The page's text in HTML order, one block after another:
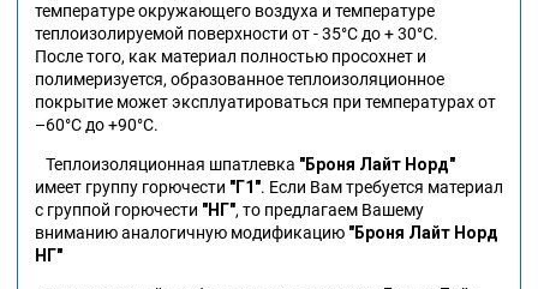
температуре окружающего воздуха и температуре
теплоизолируемой поверхности от - 35°С до + 30°С.
После того, как материал полностью просохнет и
полимеризуется, образованное теплоизоляционное
покрытие может эксплуатироваться при температурах от
–60°С до +90°С.
Теплоизоляционная шпатлевка "Броня Лайт Норд"
имеет группу горючести "Г1". Если Вам требуется материал
с группой горючести "НГ", то предлагаем Вашему
вниманию аналогичную модификацию "Броня Лайт Норд
НГ"